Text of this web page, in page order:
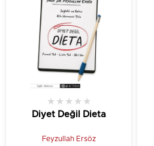
Diyet Değil Dieta
★ ★ ★ ★ ★
Feyzullah Ersöz